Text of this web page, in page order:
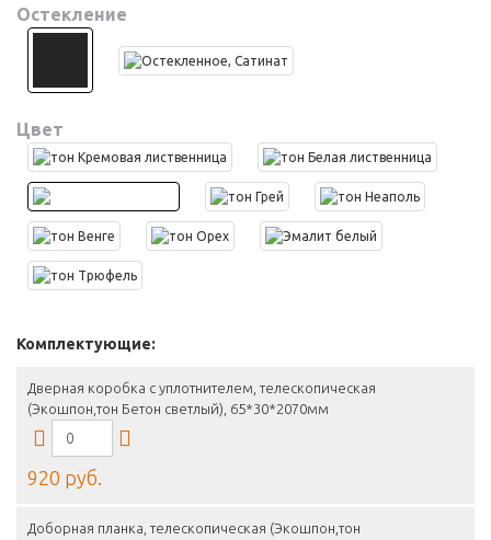
Остекление
Цвет
Комплектующие:
Дверная коробка с уплотнителем, телескопическая
(Экошпон,тон Бетон светлый), 65*30*2070мм
920 руб.
Доборная планка, телескопическая (Экошпон,тон